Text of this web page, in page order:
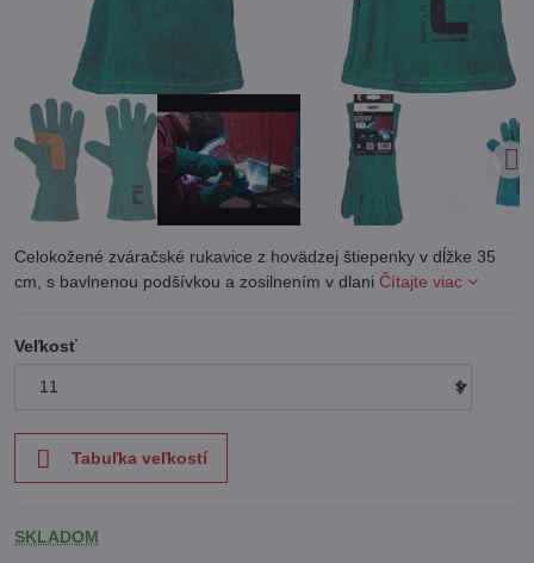
Celokožené zváračské rukavice z hovädzej štiepenky v dĺžke 35
cm, s bavlnenou podšívkou a zosilnením v dlani Čítajte viac
Veľkosť
Tabuľka veľkostí
SKLADOM